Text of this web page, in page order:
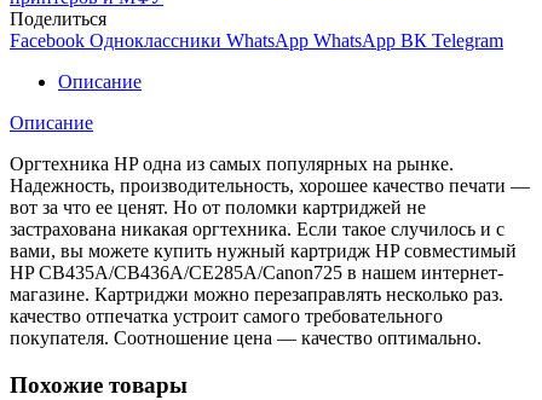
HP
CB435A/CB436A/CE285A/Canon725
для
LJ
P1005/P1006/P1505..
(2000k)
Поделиться
Facebook Одноклассники WhatsApp WhatsApp ВК Telegram
Описание
Описание
Оргтехника HP одна из самых популярных на рынке.
Надежность, производительность, хорошее качество печати —
вот за что ее ценят. Но от поломки картриджей не
застрахована никакая оргтехника. Если такое случилось и с
вами, вы можете купить нужный картридж HP совместимый
HP CB435A/CB436A/CE285A/Canon725 в нашем интернет-
магазине. Картриджи можно перезаправлять несколько раз.
качество отпечатка устроит самого требовательного
покупателя. Соотношение цена — качество оптимально.
Похожие товары